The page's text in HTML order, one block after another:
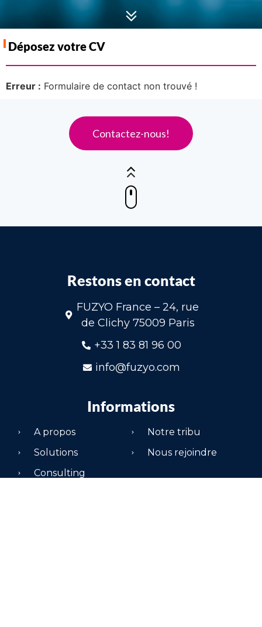
Déposez votre CV
Erreur : Formulaire de contact non trouvé !
Contactez-nous!
Restons en contact
FUZYO France – 24, rue
de Clichy 75009 Paris
+33 1 83 81 96 00
info@fuzyo.com
Informations
A propos
Solutions
Consulting
Notre tribu
Nous rejoindre